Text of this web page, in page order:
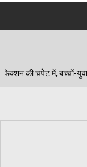
सबसे बड़ा हमला!